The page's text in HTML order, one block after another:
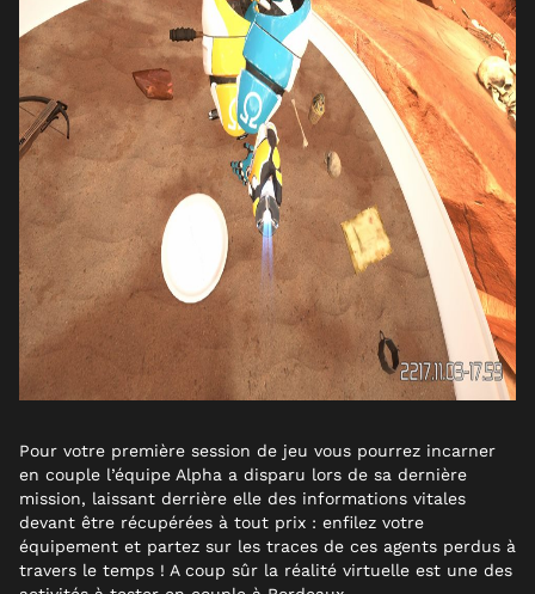
Pour votre première session de jeu vous pourrez incarner
en couple l’équipe Alpha a disparu lors de sa dernière
mission, laissant derrière elle des informations vitales
devant être récupérées à tout prix : enfilez votre
équipement et partez sur les traces de ces agents perdus à
travers le temps ! A coup sûr la réalité virtuelle est une des